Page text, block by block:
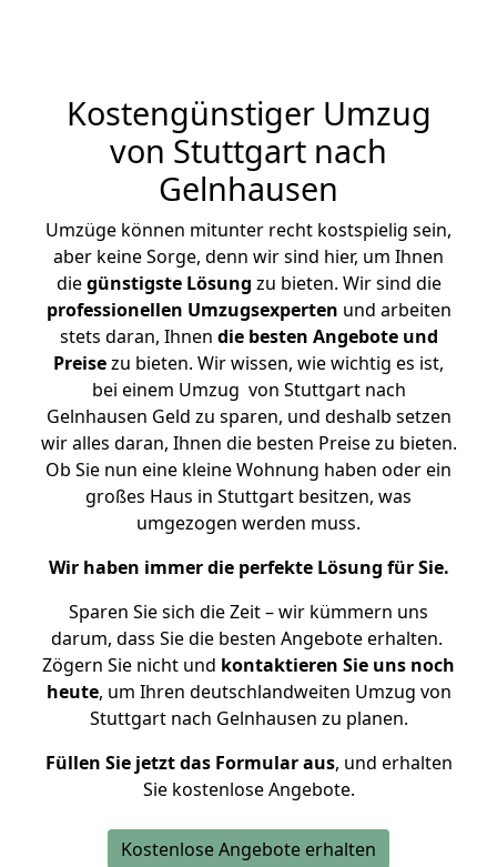
Kostengünstiger Umzug
von Stuttgart nach
Gelnhausen
Umzüge können mitunter recht kostspielig sein,
aber keine Sorge, denn wir sind hier, um Ihnen
diegünstigste Lösung zu bieten. Wir sind die
professionellen Umzugsexperten und arbeiten
stets daran, Ihnen die besten Angebote und
Preisezu bieten. Wir wissen, wie wichtig es ist,
bei einem Umzug von Stuttgart nach
Gelnhausen Geld zu sparen, und deshalb setzen
wir alles daran, Ihnen die besten Preise zu bieten.
Ob Sie nun eine kleine Wohnung haben oder ein
großes Haus in Stuttgart besitzen, was
umgezogen werden muss.
Wir haben immer die perfekte Lösung für Sie.
Sparen Sie sich die Zeit – wir kümmern uns
darum, dass Sie die besten Angebote erhalten.
Zögern Sie nicht und kontaktieren Sie uns noch
heute, um Ihren deutschlandweiten Umzug von
Stuttgart nach Gelnhausen zu planen.
Füllen Sie jetzt das Formular aus, und erhalten
Sie kostenlose Angebote.
Kostenlose Angebote erhalten